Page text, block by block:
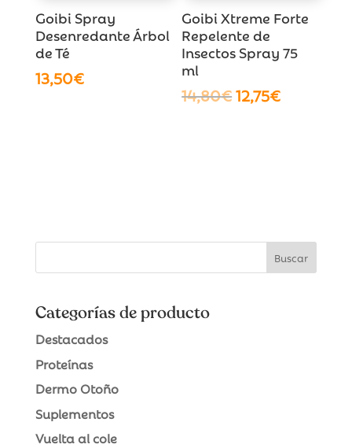
Goibi Spray
Desenredante Árbol
de Té
13,50€
Goibi Xtreme Forte
Repelente de
Insectos Spray 75
ml
14,80€El
12,75€El
Categorías de producto
Destacados
Proteínas
Dermo Otoño
Suplementos
Vuelta al cole